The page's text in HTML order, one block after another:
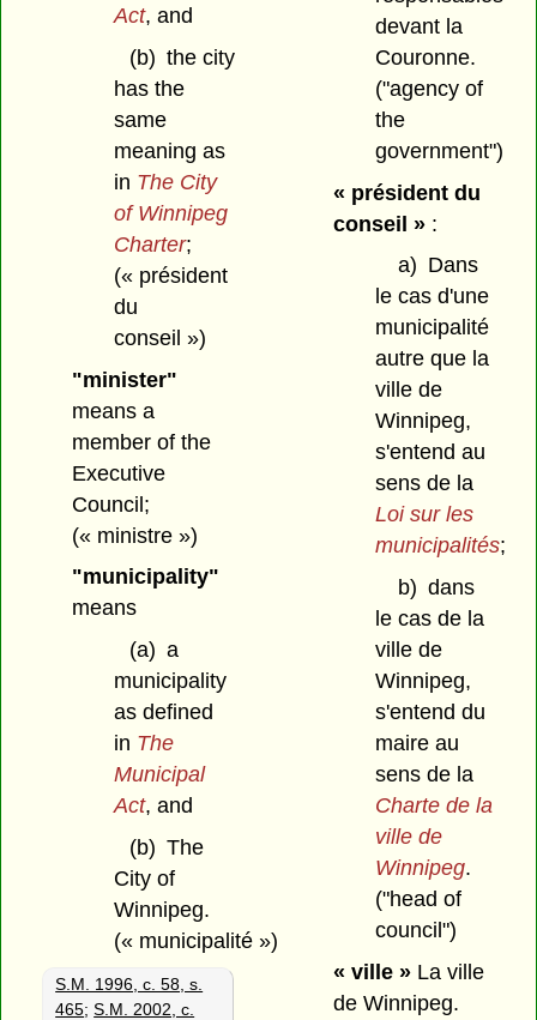
Act, and
(b) the city
has the
same
meaning as
in The City
of Winnipeg
Charter;
(« président
du
conseil »)
"minister"
means a
member of the
Executive
Council;
(« ministre »)
"municipality"
means
(a) a
municipality
as defined
in The
Municipal
Act, and
(b) The
City of
Winnipeg.
(« municipalité »)
S.M. 1996, c. 58, s.
465;S.M. 2002, c.
devant la
Couronne.
("agency of
the
government")
« président du
conseil »:
a) Dans
le cas d'une
municipalité
autre que la
ville de
Winnipeg,
s'entend au
sens de la
Loi sur les
municipalités;
b) dans
le cas de la
ville de
Winnipeg,
s'entend du
maire au
sens de la
Charte de la
ville de
Winnipeg.
("head of
council")
« ville »La ville
de Winnipeg.